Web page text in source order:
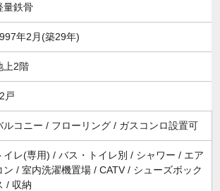
量鉄骨
年2月(築29年)
上2階
戸
ルコニー / フローリング / ガスコンロ設置可
イレ(専用) / バス・トイレ別 / シャワー / エア
ン / 室内洗濯機置場 / CATV / シューズボック
/ 収納